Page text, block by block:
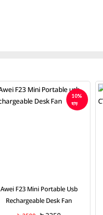
18%
ছাড়
Extonic Air Cooler Fan (ET-
C702)